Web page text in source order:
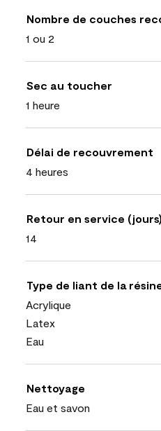
Nombre de couches
1 ou 2
Sec au toucher
1 heure
Délai de recouvrement
4 heures
Retour en service (jours)
14
Type de liant de la
Acrylique
Latex
Eau
Nettoyage
Eau et savon